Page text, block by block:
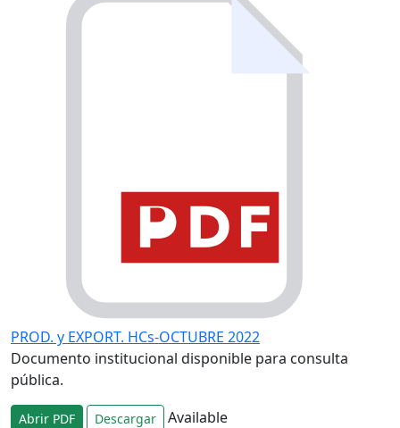
PROD. y EXPORT. HCs-OCTUBRE 2022
Documento institucional disponible para consulta
pública.
Abrir PDF Descargar Available